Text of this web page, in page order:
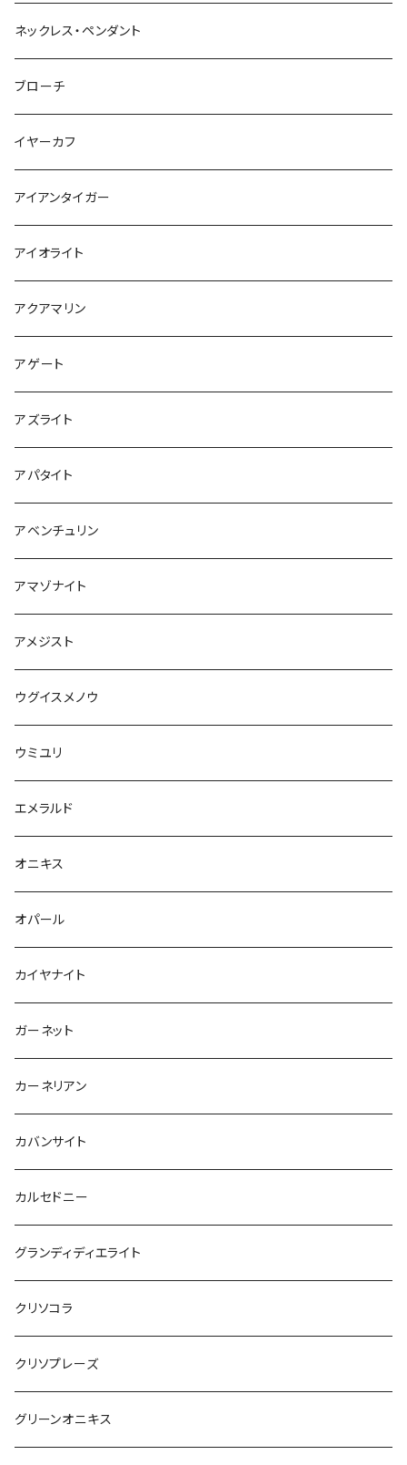
ネックレス・ペンダント
ブローチ
イヤーカフ
アイアンタイガー
アイオライト
アクアマリン
アゲート
アズライト
アパタイト
アベンチュリン
アマゾナイト
アメジスト
ウグイスメノウ
ウミユリ
エメラルド
オニキス
オパール
カイヤナイト
ガーネット
カーネリアン
カバンサイト
カルセドニー
グランディディエライト
クリソコラ
クリソプレーズ
グリーンオニキス